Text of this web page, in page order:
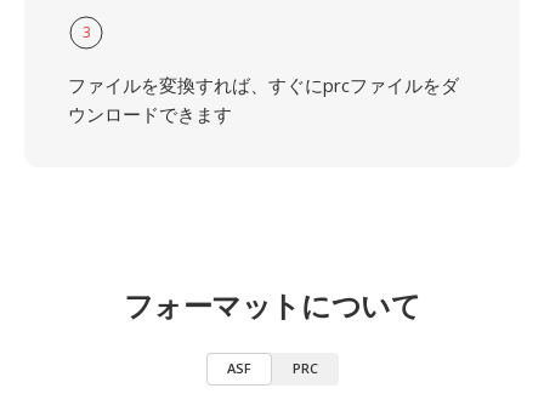
3
ファイルを変換すれば、すぐにprcファイルをダ
ウンロードできます
フォーマットについて
ASF PRC